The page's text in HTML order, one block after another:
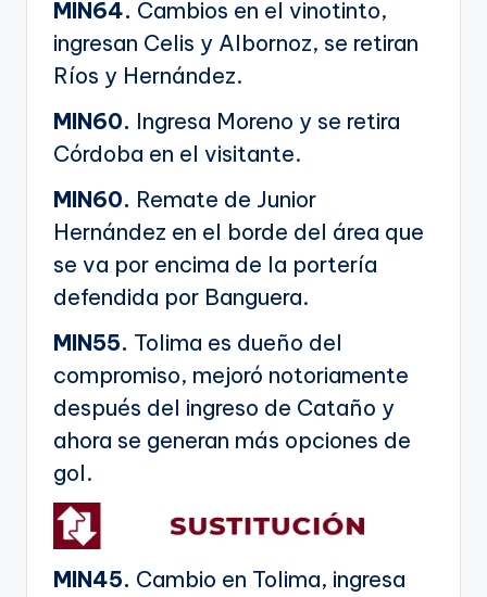
MIN64. Cambios en el vinotinto,
ingresan Celis y Albornoz, se retiran
Ríos y Hernández.
MIN60. Ingresa Moreno y se retira
Córdoba en el visitante.
MIN60. Remate de Junior
Hernández en el borde del área que
se va por encima de la portería
defendida por Banguera.
MIN55. Tolima es dueño del
compromiso, mejoró notoriamente
después del ingreso de Cataño y
ahora se generan más opciones de
gol.
MIN45. Cambio en Tolima, ingresa